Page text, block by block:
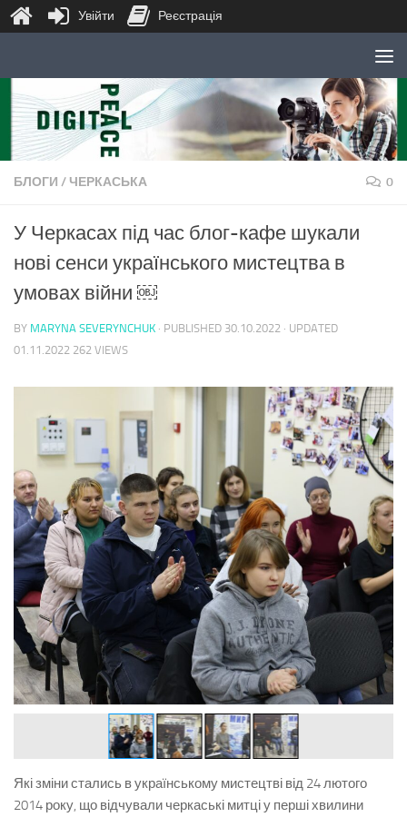
Skip to content
БЛОГИ / ЧЕРКАСЬКА 0
У Черкасах під час блог-кафе шукали
нові сенси українського мистецтва в
умовах війни ￼
BY MARYNA SEVERYNCHUK · PUBLISHED 30.10.2022 · UPDATED
01.11.2022 262 VIEWS
Які зміни стались в українському мистецтві від 24 лютого
2014 року, що відчували черкаські митці у перші хвилини
Увійти Реєстрація